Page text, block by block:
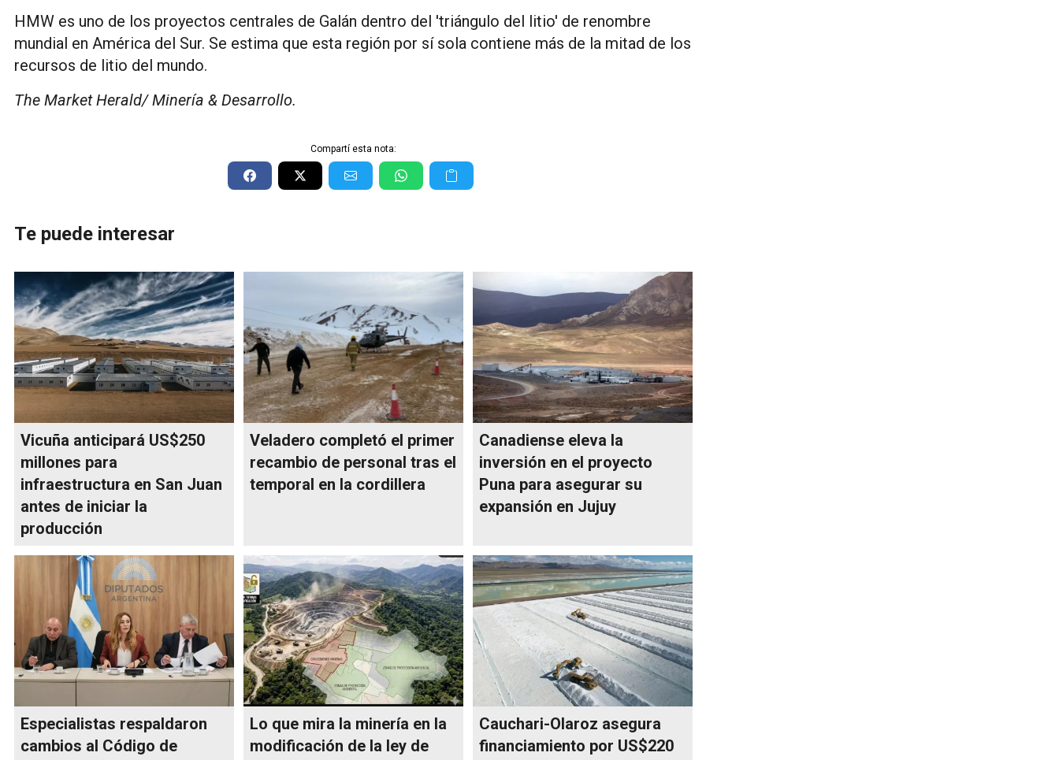
HMW es uno de los proyectos centrales de Galán dentro del 'triángulo del litio' de renombre
mundial en América del Sur. Se estima que esta región por sí sola contiene más de la mitad de los
recursos de litio del mundo.
The Market Herald/ Minería & Desarrollo.
Compartí esta nota:
Te puede interesar
Vicuña anticipará US$250
millones para
infraestructura en San Juan
antes de iniciar la
producción
Veladero completó el primer
recambio de personal tras el
temporal en la cordillera
Canadiense eleva la
inversión en el proyecto
Puna para asegurar su
expansión en Jujuy
Especialistas respaldaron
cambios al Código de
Lo que mira la minería en la
modificación de la ley de
Cauchari-Olaroz asegura
financiamiento por US$220